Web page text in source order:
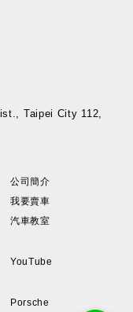
Taipei City 112,
公司簡介
我要賣車
汽車教室
YouTube
Porsche